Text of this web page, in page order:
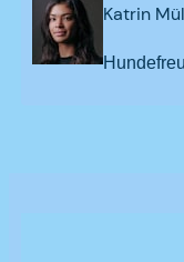
Katrin